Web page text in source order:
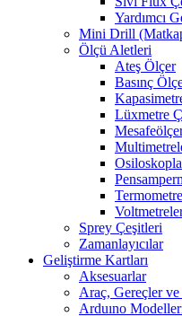
Yardımcı
Mini Drill
Ölçü Aletleri
Ateş Ölçer
Basınç
Lüxmetre
Sprey Çeşitleri
Zamanlayıcılar
Geliştirme Kartları
Aksesuarlar
Araç, Gereçler
Arduıno